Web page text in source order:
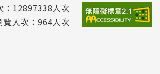
：12897338人次
覽人次：964人次